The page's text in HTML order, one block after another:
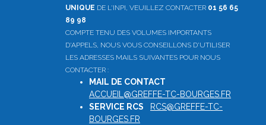
UNIQUE DE L'INPI, VEUILLEZ CONTACTER 01 56 65
89 98
COMPTE TENU DES VOLUMES IMPORTANTS
D'APPELS, NOUS VOUS CONSEILLONS D'UTILISER
LES ADRESSES MAILS SUIVANTES POUR NOUS
CONTACTER :
MAIL DE CONTACT
ACCUEIL@GREFFE-TC-BOURGES.FR
SERVICE RCS
RCS@GREFFE-TC-
BOURGES.FR